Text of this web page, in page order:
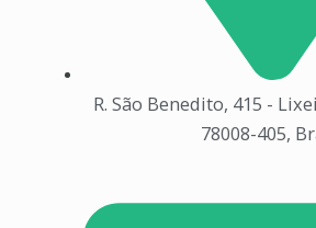
R. São Benedito, 415 -
78008-405,